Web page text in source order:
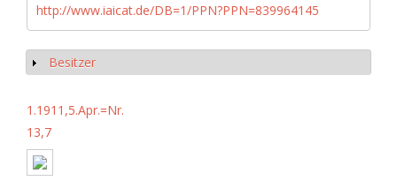
http://www.iaicat.de/DB=1/PPN?PPN=839964145
Show
Besitzer
1.1911,5.Apr.=Nr.
13,7